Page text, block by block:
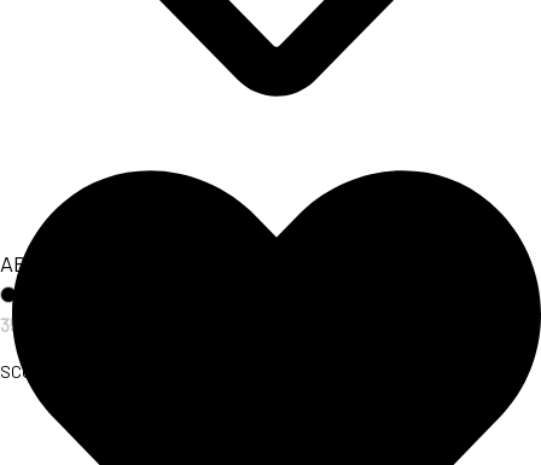
ABITO CHÈRIE
35,00
SCOPRI L'ARTICOLO